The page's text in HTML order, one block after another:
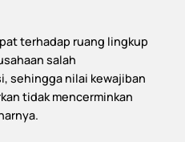
terhadap ruang lingkup
salah
sehingga nilai kewajiban
tidak mencerminkan